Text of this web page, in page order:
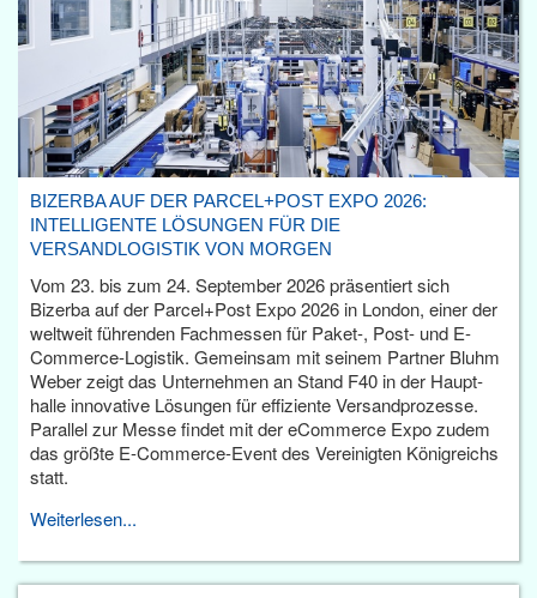
BIZERBA AUF DER PARCEL+POST EXPO 2026:
INTELLIGENTE LÖSUNGEN FÜR DIE
VERSANDLOGISTIK VON MORGEN
Vom 23. bis zum 24. September 2026 präsentiert sich
Bizerba auf der Parcel+Post Expo 2026 in London, einer der
weltweit führenden Fachmessen für Paket-, Post- und E-
Commerce-Logistik. Gemeinsam mit seinem Partner Bluhm
Weber zeigt das Unternehmen an Stand F40 in der Haupt­
halle innovative Lösungen für effiziente Versandprozesse.
Parallel zur Messe findet mit der eCommerce Expo zudem
das größte E-Commerce-Event des Vereinigten Königreichs
statt.
Weiterlesen...